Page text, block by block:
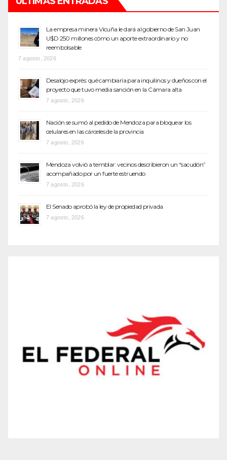
La empresa minera Vicuña le dará al gobierno de San Juan
U$D 250 millones cómo un aporte extraordinario y no
reembolsable
7 agosto, 2026
Desalojo exprés: qué cambiaría para inquilinos y dueños con el
proyecto que tuvo media sanción en la Cámara alta
7 agosto, 2026
Nación se sumó al pedido de Mendoza para bloquear los
celulares en las cárceles de la provincia
7 agosto, 2026
Mendoza volvió a temblar: vecinos describieron un “sacudón”
acompañado por un fuerte estruendo
7 agosto, 2026
El Senado aprobó la ley de propiedad privada
7 agosto, 2026